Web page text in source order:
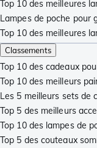
Top 10 des meilleures
Lampes de poche pour
Top 10 des meilleures
Classements
Top 10 des cadeaux
Top 10 des meilleurs
Les 5 meilleurs sets de
Top 5 des meilleurs
Top 10 des lampes de
Top 5 des couteaux